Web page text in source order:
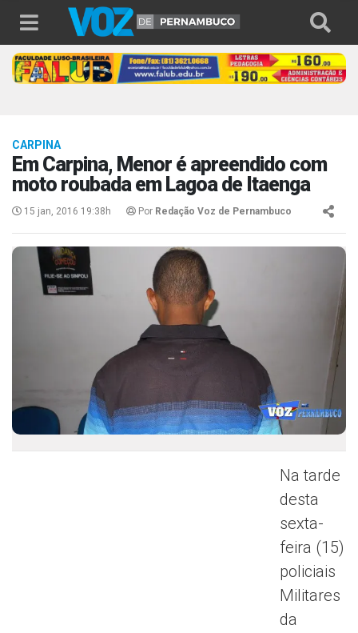
CARPINA
Em Carpina, Menor é apreendido com
moto roubada em Lagoa de Itaenga
15 jan, 2016 19:38h Por Redação Voz de Pernambuco
Na tarde
desta
sexta-
feira (15)
policiais
Militares
da